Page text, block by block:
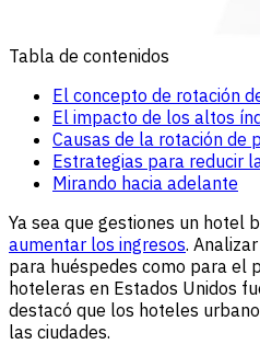
Tabla de contenidos
El concepto de rotación
El impacto de los altos
Causas de la rotación de
Estrategias para reducir
Mirando hacia adelante
Ya sea que gestiones un hotel
aumentar los ingresos.
para huéspedes como para el
hoteleras en Estados Unidos
destacó que los hoteles
las ciudades.